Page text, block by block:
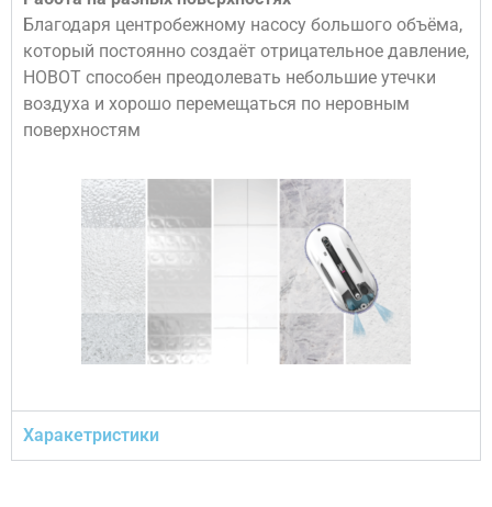
Благодаря центробежному насосу большого объёма,
который постоянно создаёт отрицательное давление,
HOBOT способен преодолевать небольшие утечки
воздуха и хорошо перемещаться по неровным
поверхностям
Харакетристики